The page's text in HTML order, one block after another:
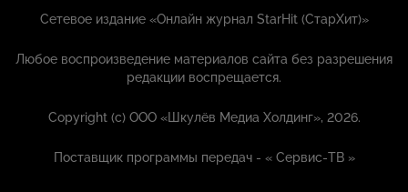
Сетевое издание «Онлайн журнал StarHit (СтарХит)»
Любое воспроизведение материалов сайта без разрешения
редакции воспрещается.
Copyright (с) ООО «Шкулёв Медиа Холдинг», 2026.
Поставщик программы передач - «Сервис-ТВ »